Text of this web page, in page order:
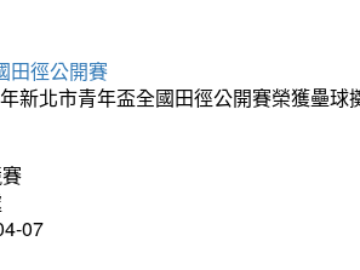
田徑公開賽
新北市青年盃全國田徑公開賽榮獲壘
07